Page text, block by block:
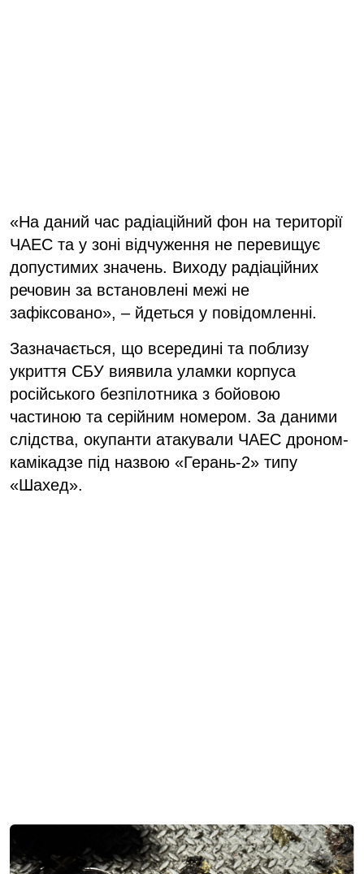
«На даний час радіаційний фон на території
ЧАЕС та у зоні відчуження не перевищує
допустимих значень. Виходу радіаційних
речовин за встановлені межі не
зафіксовано», – йдеться у повідомленні.
Зазначається, що всередині та поблизу
укриття СБУ виявила уламки корпуса
російського безпілотника з бойовою
частиною та серійним номером. За даними
слідства, окупанти атакували ЧАЕС дроном-
камікадзе під назвою «Герань-2» типу
«Шахед».